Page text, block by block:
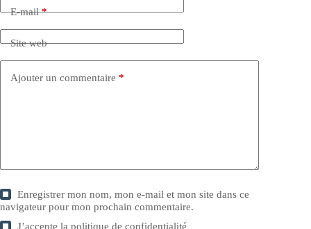
E-mail*
Site web
Ajouter un commentaire *
Enregistrer mon nom, mon e-mail et mon site dans ce
navigateur pour mon prochain commentaire.
J’accepte lapolitique de confidentialité